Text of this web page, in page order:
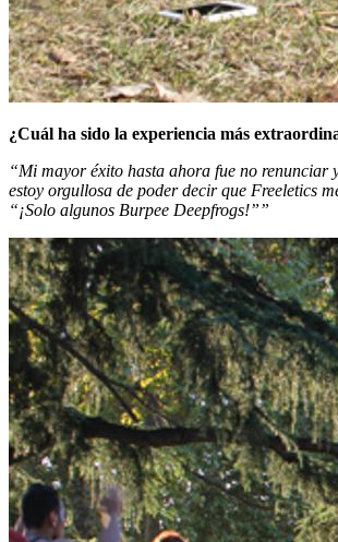
¿Cuál ha sido la experiencia más
“Mi mayor éxito hasta ahora fue no renunciar
estoy orgullosa de poder decir que Freeletics
“¡Solo algunos Burpee Deepfrogs!””